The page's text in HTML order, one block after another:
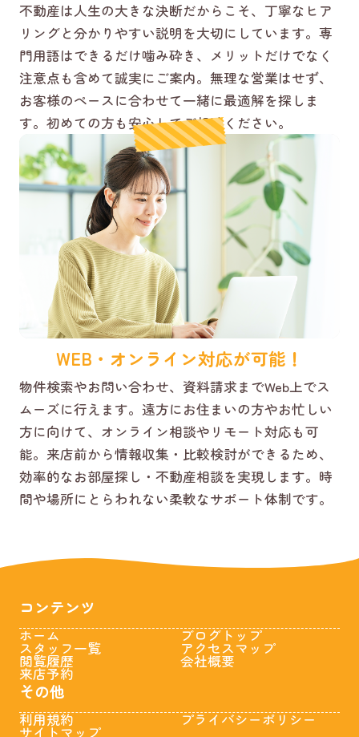
不動産は人生の大きな決断だからこそ、丁寧なヒア
リングと分かりやすい説明を大切にしています。専
門用語はできるだけ噛み砕き、メリットだけでなく
注意点も含めて誠実にご案内。無理な営業はせず、
お客様のペースに合わせて一緒に最適解を探しま
す。初めての方も安心してご相談ください。
WEB・オンライン対応が可能！
物件検索やお問い合わせ、資料請求までWeb上でス
ムーズに行えます。遠方にお住まいの方やお忙しい
方に向けて、オンライン相談やリモート対応も可
能。来店前から情報収集・比較検討ができるため、
効率的なお部屋探し・不動産相談を実現します。時
間や場所にとらわれない柔軟なサポート体制です。
コンテンツ
ホーム
スタッフ一覧
閲覧履歴
来店予約
ブログトップ
アクセスマップ
会社概要
その他
利用規約
サイトマップ
プライバシーポリシー